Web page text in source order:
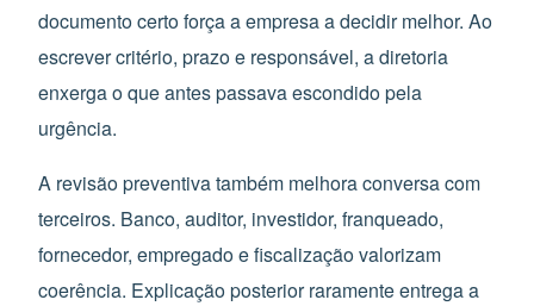
documento certo força a empresa a decidir melhor. Ao
escrever critério, prazo e responsável, a diretoria
enxerga o que antes passava escondido pela
urgência.
A revisão preventiva também melhora conversa com
terceiros. Banco, auditor, investidor, franqueado,
fornecedor, empregado e fiscalização valorizam
coerência. Explicação posterior raramente entrega a